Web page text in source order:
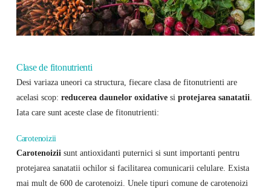
Clase de fitonutrienti
Desi variaza uneori ca structura, fiecare clasa de fitonutrienti are
acelasi scop: reducerea daunelor oxidativesi protejarea sanatatii.
Iata care sunt aceste clase de fitonutrienti:
Carotenoizii
Carotenoizii sunt antioxidanti puternici si sunt importanti pentru
protejarea sanatatii ochilor si facilitarea comunicarii celulare. Exista
mai mult de 600 de carotenoizi. Unele tipuri comune de carotenoizi